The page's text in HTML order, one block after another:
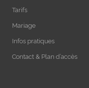
Tarifs
Mariage
Infos pratiques
Contact & Plan d’accès